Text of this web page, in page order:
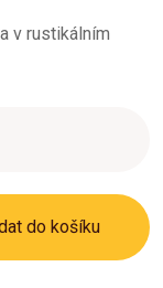
v rustikálním
do košíku